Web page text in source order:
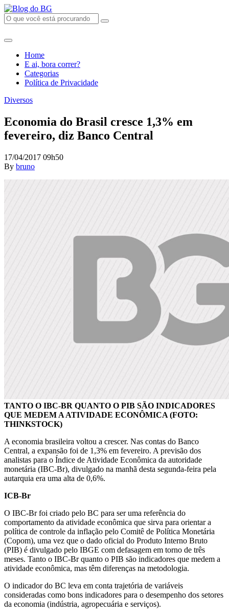
Home
E ai, bora correr?
Categorias
Política de Privacidade
Diversos
Economia do Brasil cresce 1,3% em
fevereiro, diz Banco Central
17/04/2017 09h50
By bruno
TANTO O IBC-BR QUANTO O PIB SÃO INDICADORES
QUE MEDEM A ATIVIDADE ECONÔMICA (FOTO:
THINKSTOCK)
A economia brasileira voltou a crescer. Nas contas do Banco
Central, a expansão foi de 1,3% em fevereiro. A previsão dos
analistas para o Índice de Atividade Econômica da autoridade
monetária (IBC-Br), divulgado na manhã desta segunda-feira pela
autarquia era uma alta de 0,6%.
ICB-Br
O IBC-Br foi criado pelo BC para ser uma referência do
comportamento da atividade econômica que sirva para orientar a
política de controle da inflação pelo Comitê de Política Monetária
(Copom), uma vez que o dado oficial do Produto Interno Bruto
(PIB) é divulgado pelo IBGE com defasagem em torno de três
meses. Tanto o IBC-Br quanto o PIB são indicadores que medem a
atividade econômica, mas têm diferenças na metodologia.
O indicador do BC leva em conta trajetória de variáveis
consideradas como bons indicadores para o desempenho dos setores
da economia (indústria, agropecuária e serviços).